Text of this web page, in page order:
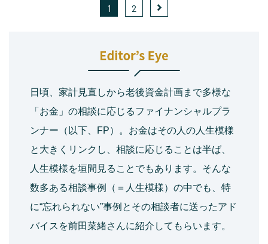
1 2
日頃、家計見直しから老後資金計画まで多様な
「お金」の相談に応じるファイナンシャルプラ
ンナー（以下、FP）。お金はその人の人生模様
と大きくリンクし、相談に応じることは半ば、
人生模様を垣間見ることでもあります。そんな
数多ある相談事例（＝人生模様）の中でも、特
に“忘れられない”事例とその相談者に送ったアド
バイスを前田菜緒さんに紹介してもらいます。